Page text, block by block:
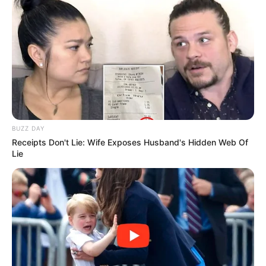
gözəllik və harmoniya 4 bürc
Bizi Facebook-da
izləyin
Bizi Twitter-da
izləyin
Bizə yazın: (+99450) 247 90 86
BUZZ DAY
Receipts Don't Lie: Wife Exposes Husband's Hidden Web Of
Lie